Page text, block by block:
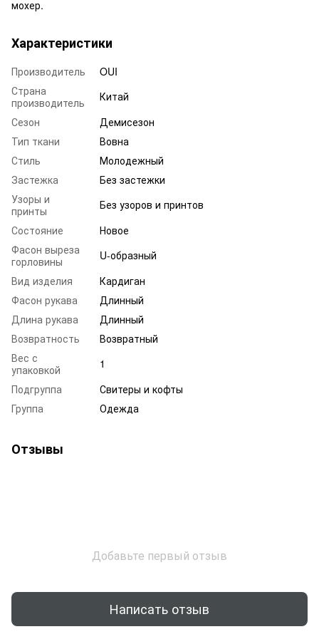
мохер.
Характеристики
Производитель
OUI
Страна
производитель
Китай
Сезон
Демисезон
Тип ткани
Вовна
Стиль
Молодежный
Застежка
Без застежки
Узоры и
принты
Без узоров и принтов
Состояние
Новое
Фасон выреза
горловины
U-образный
Вид изделия
Кардиган
Фасон рукава
Длинный
Длина рукава
Длинный
Возвратность
Возвратный
Вес с
упаковкой
1
Подгруппа
Свитеры и кофты
Группа
Одежда
Отзывы
Добавьте первый отзыв
Написать отзыв